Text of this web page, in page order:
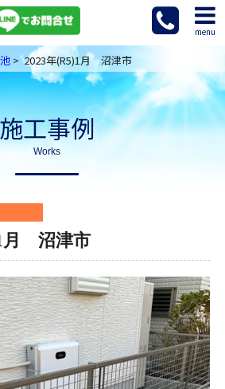
menu
> 2023年(R5)1月 沼津市
施工事例
Works
月 沼津市